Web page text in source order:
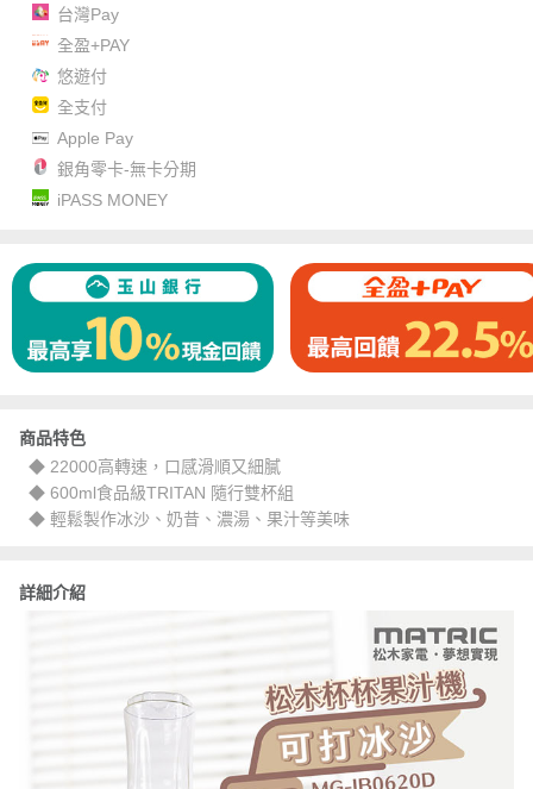
台灣Pay
全盈+PAY
悠遊付
全支付
Apple Pay
銀角零卡-無卡分期
iPASS MONEY
商品特色
◆ 22000高轉速，口感滑順又細膩
◆ 600ml食品級TRITAN 隨行雙杯組
◆ 輕鬆製作冰沙、奶昔、濃湯、果汁等美味
詳細介紹